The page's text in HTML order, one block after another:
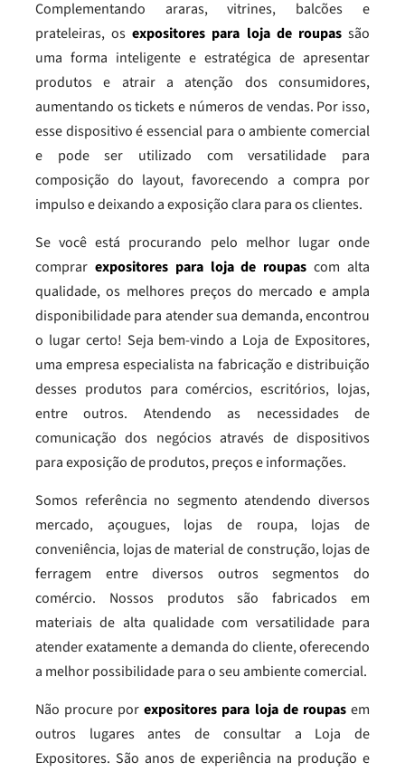
Complementando araras, vitrines, balcões e
prateleiras, osexpositores para loja de roupassão
uma forma inteligente e estratégica de apresentar
produtos e atrair a atenção dos consumidores,
aumentando os tickets e números de vendas. Por isso,
esse dispositivo é essencial para o ambiente comercial
e pode ser utilizado com versatilidade para
composição do layout, favorecendo a compra por
impulso e deixando a exposição clara para os clientes.
Se você está procurando pelo melhor lugar onde
comprar expositores para loja de roupascom alta
qualidade, os melhores preços do mercado e ampla
disponibilidade para atender sua demanda, encontrou
o lugar certo! Seja bem-vindo a Loja de Expositores,
uma empresa especialista na fabricação e distribuição
desses produtos para comércios, escritórios, lojas,
entre outros. Atendendo as necessidades de
comunicação dos negócios através de dispositivos
para exposição de produtos, preços e informações.
Somos referência no segmento atendendo diversos
mercado, açougues, lojas de roupa, lojas de
conveniência, lojas de material de construção, lojas de
ferragem entre diversos outros segmentos do
comércio. Nossos produtos são fabricados em
materiais de alta qualidade com versatilidade para
atender exatamente a demanda do cliente, oferecendo
a melhor possibilidade para o seu ambiente comercial.
Não procure porexpositores para loja de roupasem
outros lugares antes de consultar a Loja de
Expositores. São anos de experiência na produção e